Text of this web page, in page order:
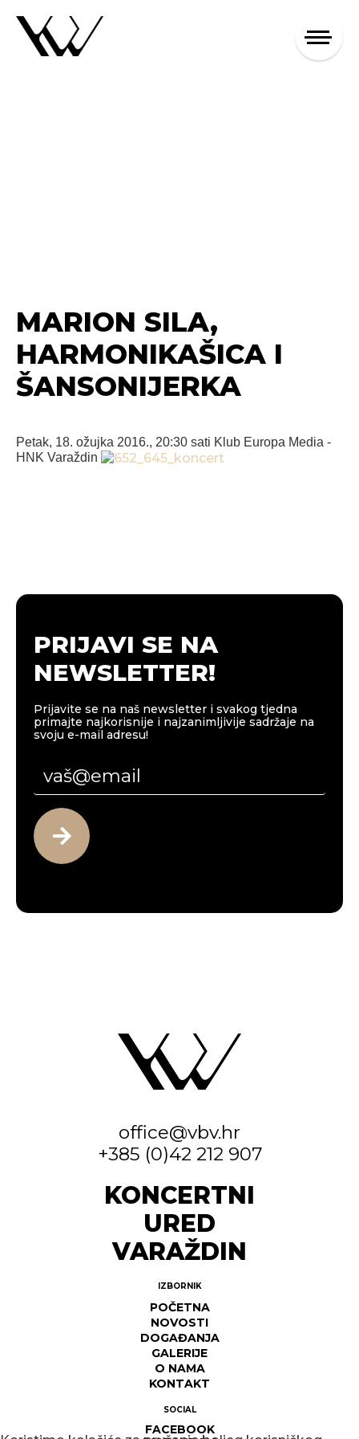
MARION SILA,
HARMONIKAŠICA I
ŠANSONIJERKA
Petak, 18. ožujka 2016., 20:30 sati Klub Europa Media -
HNK Varaždin
PRIJAVI SE NA
NEWSLETTER!
Prijavite se na naš newsletter i svakog tjedna
primajte najkorisnije i najzanimljivije sadržaje na
svoju e-mail adresu!
office@vbv.hr
+385 (0)42 212 907
KONCERTNI
URED
VARAŽDIN
IZBORNIK
POČETNA
NOVOSTI
DOGAĐANJA
GALERIJE
O NAMA
KONTAKT
SOCIAL
FACEBOOK